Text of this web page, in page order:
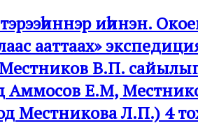
иһинэн.
ааттаах»
В.П.
Аммосов Е.М,
Местникова Л.П.) 4